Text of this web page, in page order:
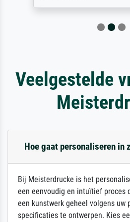
Veelgestelde
Hoe gaat personaliseren in
Bij Meisterdrucke is het
een eenvoudig en intuïtief proces
een kunstwerk geheel volgens uw
specificaties te ontwerpen. Kies